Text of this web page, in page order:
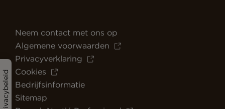
Privacybeleid
Neem contact met ons op
Algemene voorwaarden
Privacyverklaring
Cookies
Bedrijfsinformatie
Sitemap